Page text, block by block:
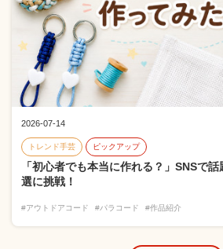
2026-07-14
トレンド手芸 ピックアップ
「初心者でも本当に作れる？」SNSで
選に挑戦！
#アウトドアコード #パラコード #作品紹介